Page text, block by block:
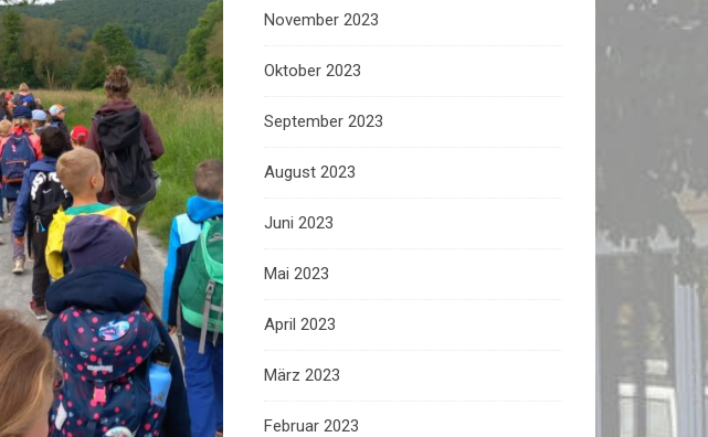
November 2023
Oktober 2023
September 2023
August 2023
Juni 2023
Mai 2023
April 2023
März 2023
Februar 2023